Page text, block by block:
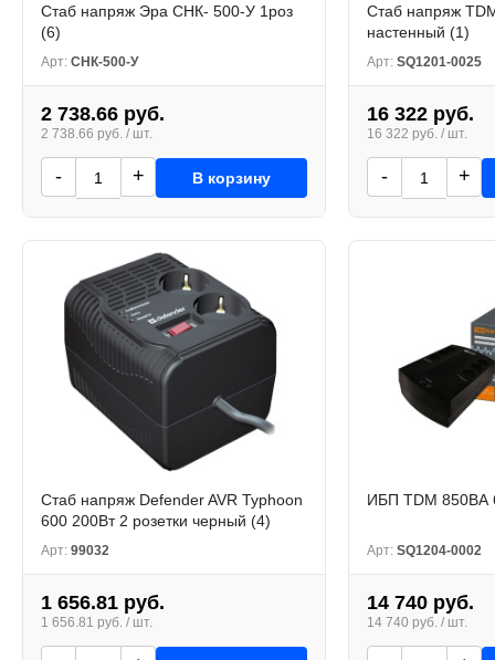
Стаб напряж Эра СНК- 500-У 1роз
(6)
Арт: СНК-500-У
2 738.66 руб.
2 738.66 руб. / шт.
- + В корзину
Стаб напряж
настенный (1)
Арт: SQ1201-0025
16 322 руб.
16 322 руб. / шт.
- +
Стаб напряж Defender AVR Typhoon
600 200Вт 2 розетки черный (4)
Арт: 99032
1 656.81 руб.
1 656.81 руб. / шт.
ИБП TDM 850ВА
Арт: SQ1204-0002
14 740 руб.
14 740 руб. / шт.